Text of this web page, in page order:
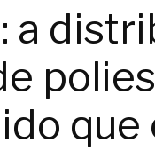
a
que